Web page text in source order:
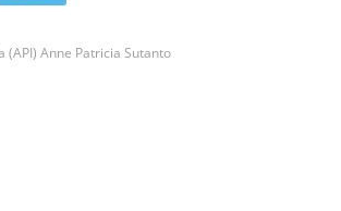
(API) Anne Patricia Sutanto